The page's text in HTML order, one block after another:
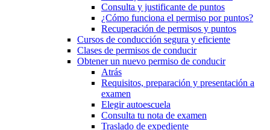
Consulta y justificante de puntos
¿Cómo funciona el permiso por puntos?
Recuperación de permisos y puntos
Cursos de conducción segura y eficiente
Clases de permisos de conducir
Obtener un nuevo permiso de conducir
Atrás
Requisitos, preparación y presentación a
examen
Elegir autoescuela
Consulta tu nota de examen
Traslado de expediente